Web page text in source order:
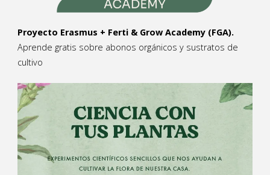
Proyecto Erasmus + Ferti & Grow Academy (FGA).
Aprende gratis sobre abonos orgánicos y sustratos de
cultivo